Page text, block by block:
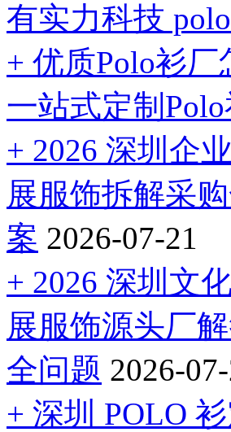
有实力科技
+ 优质Polo衫
一站式定制
+ 2026 深圳企
展服饰拆解采
案 2026-07-21
+ 2026 深圳文
展服饰源头厂
全问题 2026-
+ 深圳 POLO